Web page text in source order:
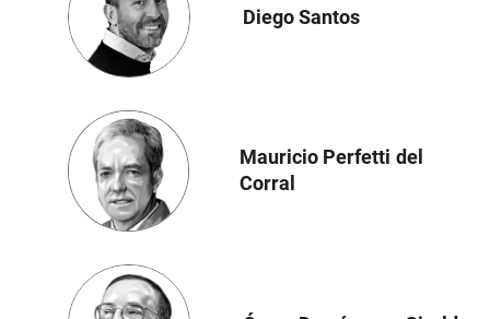
Diego Santos
Mauricio Perfetti del
Corral